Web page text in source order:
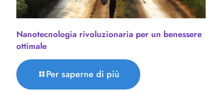
Nanotecnologia rivoluzionaria per un benessere
ottimale
Per saperne di più